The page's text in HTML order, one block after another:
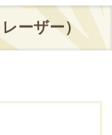
ーザー）